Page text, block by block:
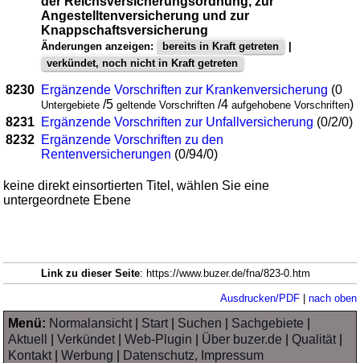
Angestelltenversicherung und zur
Knappschaftsversicherung
Änderungen anzeigen: bereits in Kraft getreten
|
verkündet, noch nicht in Kraft getreten
8230 Ergänzende Vorschriften zur Krankenversicherung (0
Untergebiete /5geltende Vorschriften /4aufgehobene Vorschriften)
8231 Ergänzende Vorschriften zur Unfallversicherung (0/2/0)
8232 Ergänzende Vorschriften zu den
Rentenversicherungen (0/94/0)
keine direkt einsortierten Titel, wählen Sie eine
untergeordnete Ebene
Link zu dieser Seite: https://www.buzer.de/fna/823-0.htm
Ausdrucken/PDF| nach oben
Menü: Normalansicht| Start| Suchen Sachgebiete
Aktuell
|Verkündet|Web-Plugin Über buzer.de |Qualität|
Kontakt|Werbung Datenschutz, Impressum